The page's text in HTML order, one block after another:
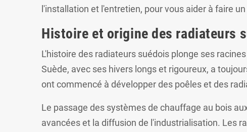
l'installation et l'entretien, pour vous aider à faire
Histoire et origine des radiateurs
L'histoire des radiateurs suédois plonge ses
Suède, avec ses hivers longs et rigoureux, a
ont commencé à développer des poêles et des
Le passage des systèmes de chauffage au bois
avancées et la diffusion de l'industrialisation. Les